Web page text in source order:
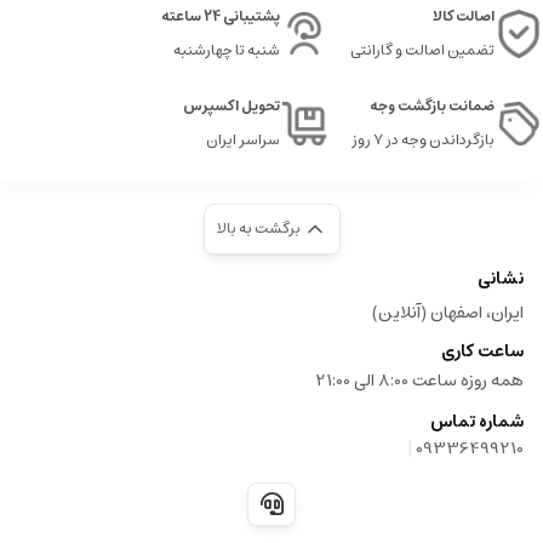
چند قطره استفاده شود، چراکه بسیار koncentrated است.
شده است. رایحه ای بسیار خاص، قابل توجه و متفاوت، که به کسانی که به دنبال
چیزی غیرمعمول و جذاب هستند، شدیداً پیشنهاد می شود.
عطرها یکی از قدیمی ترین و محبوب ترین وسایل آرایشی و بهداشتی در جهان هستند
که نقش مهمی در نشان دادن شخصیت، افزایش اعتماد به نفس و بهره مندی از رایحه
های مختلف دارند. عطرها عموما به دسته های متنوعی تقسیم می شوند، اما یکی از
محبوب ترین نوع آن ها، عطر گرمی یا اسانس گرمی است که ویژگی های خاص خود را
عطر گرمی که به آن اسانس گرمی هم گفته می شود، نوعی عطر است که با غلظت
پانزده تا سی درصد اسانس در ترکیب خود دارند، که باعث می شود ماندگاری و پخش
بوی بسیار بیشتری نسبت به عطرهای خالص تر و ارزان تر داشته باشند.
اصالت کالا
تضمین اصالت و گارانتی
پشتیبانی 24 ساعته
شنبه تا چهارشنبه
ضمانت بازگشت وجه
بازگرداندن وجه در ۷ روز
تحویل اکسپرس
سراسر ایران
برگشت به بالا
نشانی
ایران، اصفهان (آنلاین)
ساعت کاری
همه روزه ساعت 8:00 الی 21:00
شماره تماس
09336499210
|